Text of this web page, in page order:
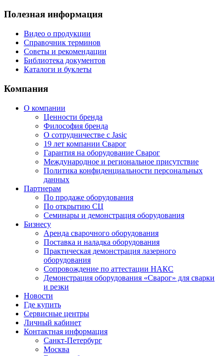
Полезная информация
Видео о продукции
Справочник терминов
Советы и рекомендации
Библиотека документов
Каталоги и буклеты
Компания
О компании
Ценности бренда
Философия бренда
О сотрудничестве с Jasic
19 лет компании Сварог
Гарантия на оборудование Сварог
Международное и региональное присутствие
Политика конфиденциальности персональных
данных
Партнерам
По продаже оборудования
По открытию СЦ
Семинары и демонстрация оборудования
Бизнесу
Аренда сварочного оборудования
Поставка и наладка оборудования
Практическая демонстрация лазерного
оборудования
Сопровождение по аттестации НАКС
Демонстрация оборудования «Сварог» для сварки
и резки
Новости
Где купить
Сервисные центры
Личный кабинет
Контактная информация
Санкт-Петербург
Москва